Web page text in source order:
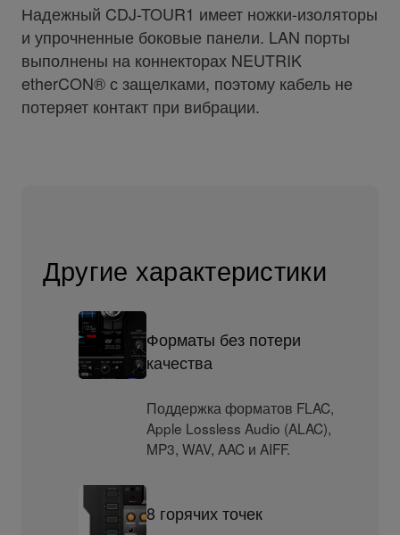
Надежный CDJ-TOUR1 имеет ножки-изоляторы
и упрочненные боковые панели. LAN порты
выполнены на коннекторах NEUTRIK
etherCON® с защелками, поэтому кабель не
потеряет контакт при вибрации.
Другие характеристики
Форматы без потери
качества
Поддержка форматов FLAC,
Apple Lossless Audio (ALAC),
MP3, WAV, AAC и AIFF.
8 горячих точек